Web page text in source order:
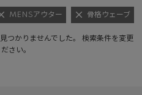
MENSアウター 骨格ウェーブ
つかりませんでした。 検索条件を変更
さい。